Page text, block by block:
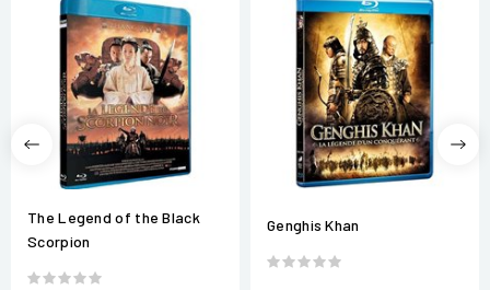
The Legend of the Black
Scorpion
Genghis Khan